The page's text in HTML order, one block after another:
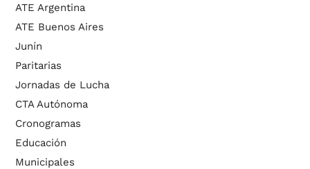
ATE Argentina
ATE Buenos Aires
Junín
Paritarias
Jornadas de Lucha
CTA Autónoma
Cronogramas
Educación
Municipales